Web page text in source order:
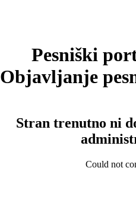
Pesniški
Objavljanje
Stran trenutno ni
Could not